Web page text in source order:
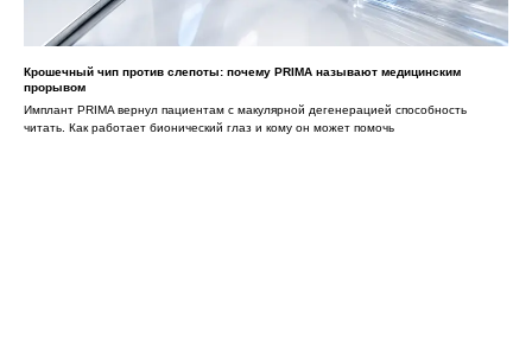
Крошечный чип против слепоты: почему PRIMA называют медицинским
прорывом
Имплант PRIMA вернул пациентам с макулярной дегенерацией способность
читать. Как работает бионический глаз и кому он может помочь